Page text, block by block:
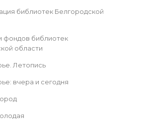
библиотек Белгородской
фондов библиотек
области
Летопись
вчера и сегодня